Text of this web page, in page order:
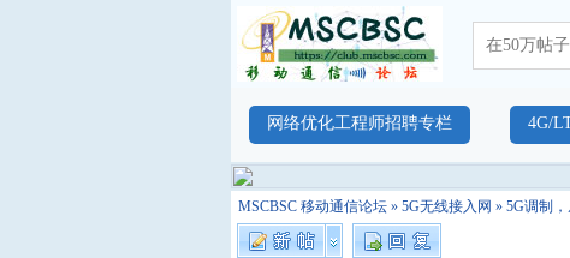
网络优化工程师招聘专栏 4G/
MSCBSC 移动通信论坛 » 5G无线接入网 » 5G调制